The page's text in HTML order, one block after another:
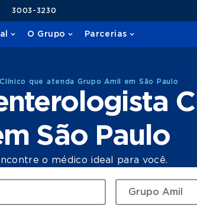
3003-3230
O Grupo Parcerias
que atenda Grupo Amil em São Paulo
São Paulo
o médico ideal para você.